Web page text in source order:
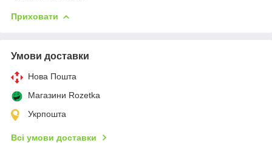
Приховати
Умови доставки
Нова Пошта
Магазини Rozetka
Укрпошта
Всі умови доставки